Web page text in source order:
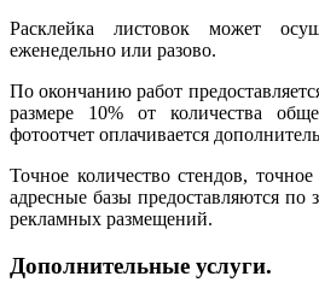
Расклейка листовок может
еженедельно или разово.
По окончанию работ
размере 10% от количества
фотоотчет оплачивается
Точное количество стендов,
адресные базы предоставляются по
рекламных размещений.
Дополнительные услуги.